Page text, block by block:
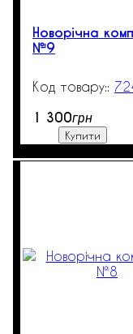
Новорічна
№9
1 300грн
Купити